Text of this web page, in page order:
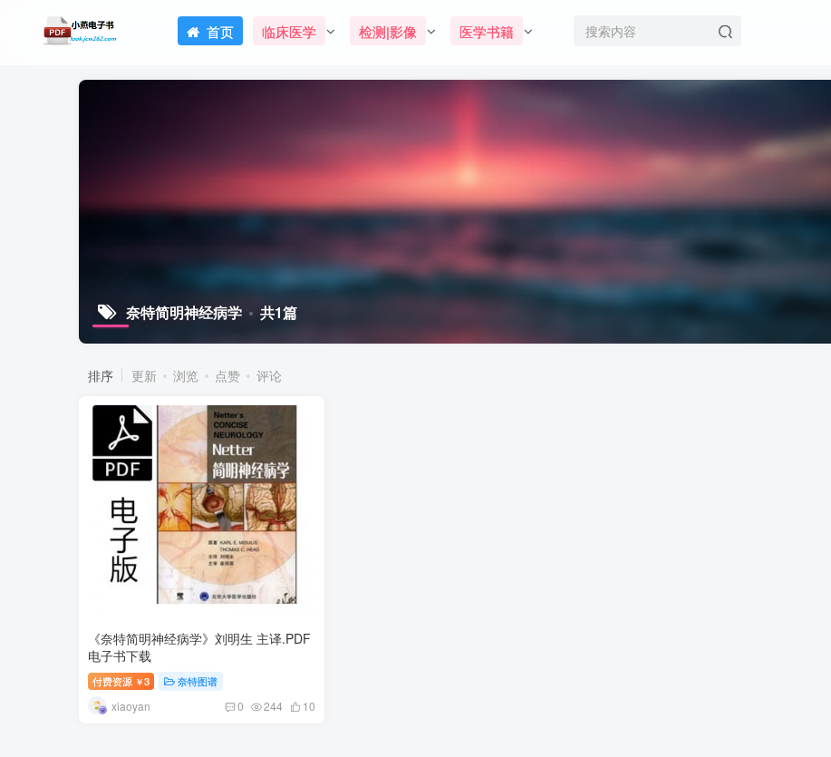
首页 临床医学 检测|影像 医学书籍
奈特简明神经病学 共1篇
排序 更新 浏览 点赞 评论
《奈特简明神经病学》刘明生 主译.PDF
电子书下载
付费资源 ￥3 奈特图谱
xiaoyan 0 244 10